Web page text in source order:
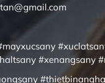
#xenangsany